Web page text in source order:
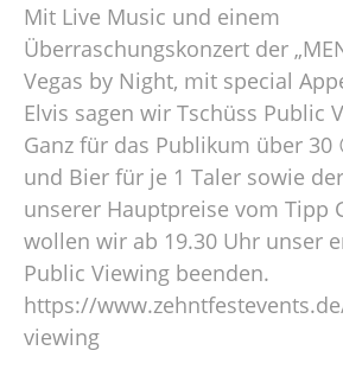
Mit Live Music und einem
Überraschungskonzert der
Vegas by Night, mit special
Elvis sagen wir Tschüss Public
Ganz für das Publikum über 30
und Bier für je 1 Taler sowie
unserer Hauptpreise vom Tipp
wollen wir ab 19.30 Uhr unser
Public Viewing beenden.
https://
viewing